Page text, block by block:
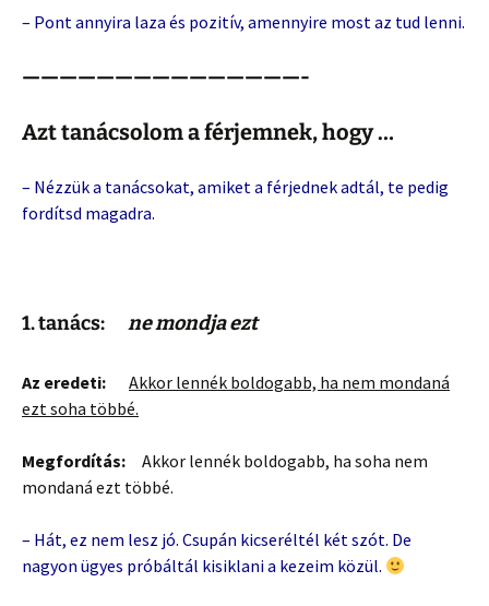
– Pont annyira laza és pozitív, amennyire most az tud lenni.
———————————————-
Azt tanácsolom a férjemnek, hogy …
– Nézzük a tanácsokat, amiket a férjednek adtál, te pedig
fordítsd magadra.
1. tanács: ne mondja ezt
Az eredeti:
Akkor lennék boldogabb, ha nem mondaná
ezt soha többé.
Megfordítás: Akkor lennék boldogabb, ha soha nem
mondaná ezt többé.
– Hát, ez nem lesz jó. Csupán kicseréltél két szót. De
nagyon ügyes próbáltál kisiklani a kezeim közül.